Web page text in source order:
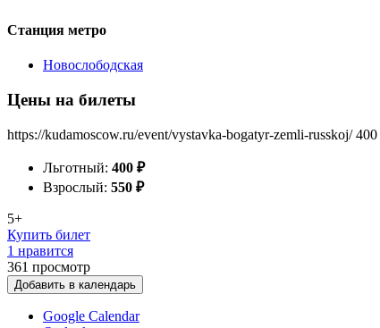
Станция метро
Новослободская
Цены на билеты
https://kudamoscow.ru/event/vystavka-bogatyr-zemli-russkoj/ 400
Льготный: 400 ₽
Взрослый: 550 ₽
5+
Купить билет
1 нравится
361 просмотр
Добавить в календарь
Google Calendar